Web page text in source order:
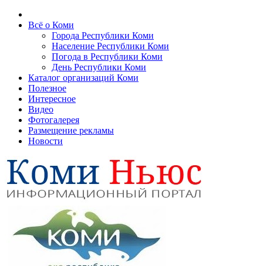
Всё о Коми
Города Республики Коми
Население Республики Коми
Погода в Республики Коми
День Республики Коми
Каталог организаций Коми
Полезное
Интересное
Видео
Фотогалерея
Размещение рекламы
Новости